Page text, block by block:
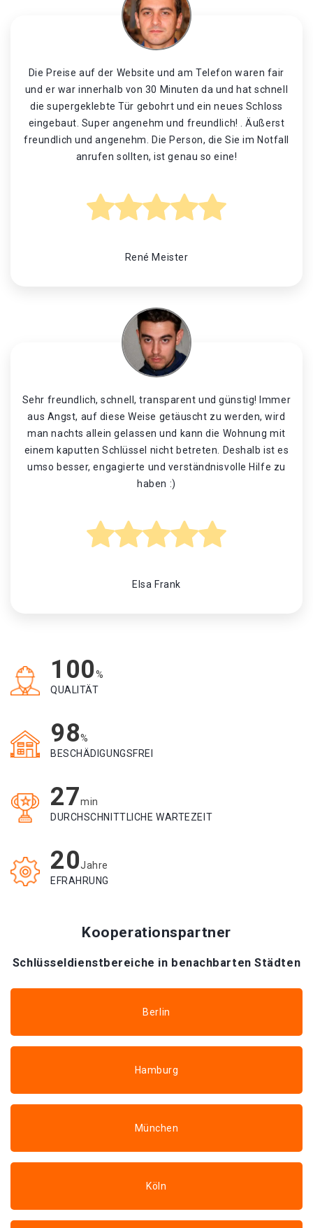
Die Preise auf der Website und am Telefon waren fair
und er war innerhalb von 30 Minuten da und hat schnell
die supergeklebte Tür gebohrt und ein neues Schloss
eingebaut. Super angenehm und freundlich! . Äußerst
freundlich und angenehm. Die Person, die Sie im Notfall
anrufen sollten, ist genau so eine!
René Meister
Sehr freundlich, schnell, transparent und günstig! Immer
aus Angst, auf diese Weise getäuscht zu werden, wird
man nachts allein gelassen und kann die Wohnung mit
einem kaputten Schlüssel nicht betreten. Deshalb ist es
umso besser, engagierte und verständnisvolle Hilfe zu
haben :)
Elsa Frank
100%
QUALITÄT
98%
BESCHÄDIGUNGSFREI
27min
DURCHSCHNITTLICHE WARTEZEIT
20Jahre
EFRAHRUNG
Kooperationspartner
Schlüsseldienstbereiche in benachbarten Städten
Berlin
Hamburg
München
Köln